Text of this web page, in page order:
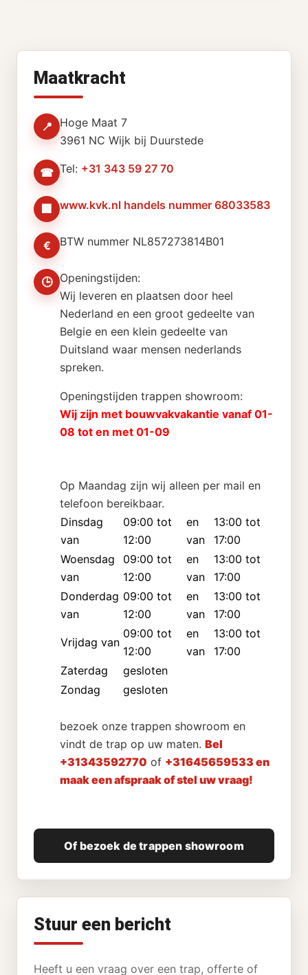
Maatkracht
📍
Hoge Maat 7
3961 NC Wijk bij Duurstede
☎ Tel: +31 343 59 27 70
🏢 www.kvk.nl handels nummer 68033583
€ BTW nummer NL857273814B01
🕒 Openingstijden:
Wij leveren en plaatsen door heel
Nederland en een groot gedeelte van
Belgie en een klein gedeelte van
Duitsland waar mensen nederlands
spreken.
Openingstijden trappen showroom:
Wij zijn met bouwvakvakantie vanaf 01-
08 tot en met 01-09
Op Maandag zijn wij alleen per mail en
telefoon bereikbaar.
Dinsdag
van
09:00 tot
12:00
en
van
13:00 tot
17:00
Woensdag
van
09:00 tot
12:00
en
van
13:00 tot
17:00
Donderdag
van
09:00 tot
12:00
en
van
13:00 tot
17:00
Vrijdag van
09:00 tot
12:00
en
van
13:00 tot
17:00
Zaterdag
gesloten
Zondag
gesloten
bezoek onze trappen showroom en
vindt de trap op uw maten. Bel
+31343592770 of +31645659533 en
maak een afspraak of stel uw vraag!
Of bezoek de trappen showroom
Stuur een bericht
Heeft u een vraag over een trap, offerte of